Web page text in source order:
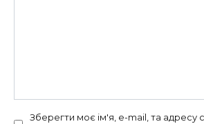
Зберегти моє ім'я, e-mail, та адресу